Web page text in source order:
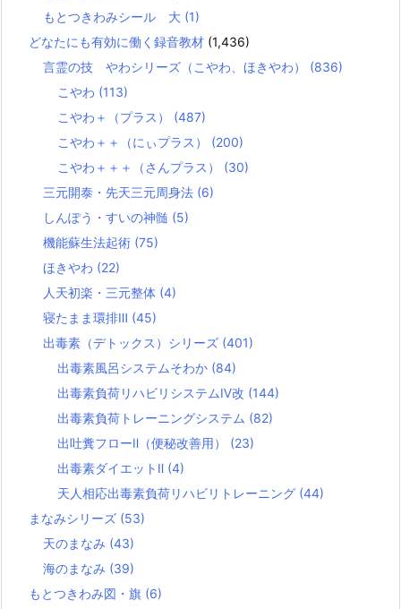
もとつきわみシール 大 (1)
どなたにも有効に働く録音教材 (1,436)
言霊の技 やわシリーズ（こやわ、ほきやわ） (836)
こやわ (113)
こやわ＋（プラス） (487)
こやわ＋＋（にぃプラス） (200)
こやわ＋＋＋（さんプラス） (30)
三元開泰・先天三元周身法 (6)
しんぽう・すいの神髄 (5)
機能蘇生法起術 (75)
ほきやわ (22)
人天初楽・三元整体 (4)
寝たまま環排Ⅲ (45)
出毒素（デトックス）シリーズ (401)
出毒素風呂システムそわか (84)
出毒素負荷リハビリシステムⅣ改 (144)
出毒素負荷トレーニングシステム (82)
出吐糞フローⅡ（便秘改善用） (23)
出毒素ダイエットⅡ (4)
天人相応出毒素負荷リハビリトレーニング (44)
まなみシリーズ (53)
天のまなみ (43)
海のまなみ (39)
もとつきわみ図・旗 (6)